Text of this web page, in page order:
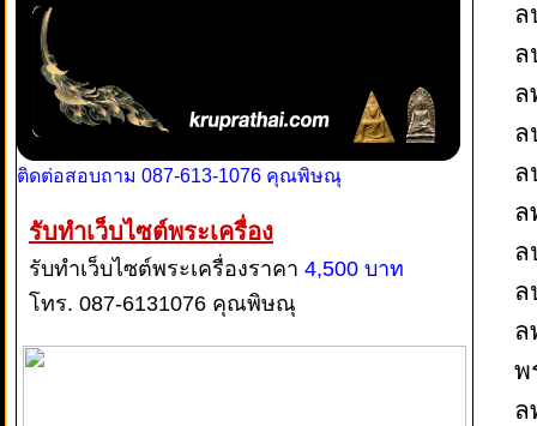
ติดต่อสอบถาม 087-613-1076 คุณพิษณุ
รับทำเว็บไซต์พระเครื่อง
รับทำเว็บไซต์พระเครื่องราคา 4,500 บาท
โทร. 087-6131076 คุณพิษณุ
ล
ล
ล
ล
ล
ล
ล
ล
ล
พ
ล